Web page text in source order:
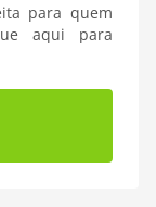
para quem
aqui para